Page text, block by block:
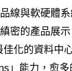
線與軟硬體
密的產品展
化的資料中
」能力，愈